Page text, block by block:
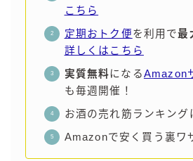
こちら
定期おトク便を利用で最
詳しくはこちら
実質無料になるAmazon
も毎週開催！
お酒の売れ筋ランキング
Amazonで安く買う裏ワ